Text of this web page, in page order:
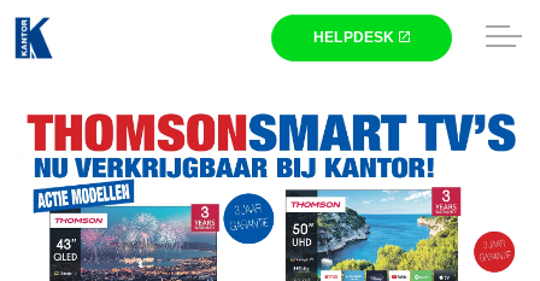
Skip to main content
Zakelijk
Nieuws